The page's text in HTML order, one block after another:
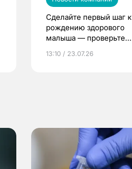
Сделайте первый шаг к
рождению здорового
малыша — проверьте
по ОМС!
13:10 / 23.07.26